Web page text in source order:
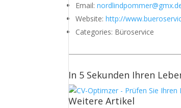
Email:
Website:http://
Categories: Büroservice
In 5 Sekunden Ihren
Weitere Artikel